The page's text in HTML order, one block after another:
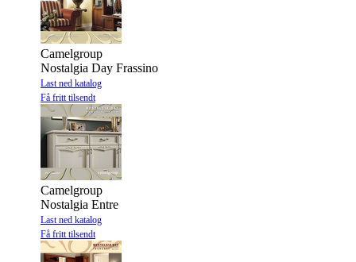
Camelgroup
Nostalgia Day Frassino
Last ned katalog
Få fritt tilsendt
Camelgroup
Nostalgia Entre
Last ned katalog
Få fritt tilsendt